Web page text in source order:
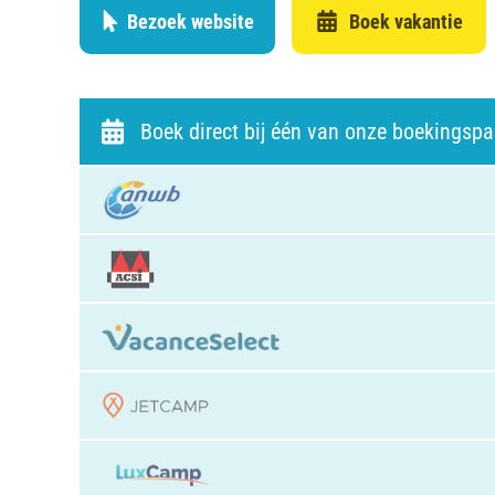
Bezoek website Boek vakantie
Boek direct bij één van onze